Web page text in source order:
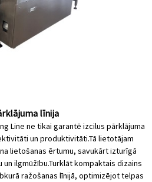
līnija
Line ne tikai garantē izcilus pārklājuma
un produktivitāti.Tā lietotājam
lietošanas ērtumu, savukārt izturīgā
ilgmūžību.Turklāt kompaktais dizains
ražošanas līnijā, optimizējot telpas